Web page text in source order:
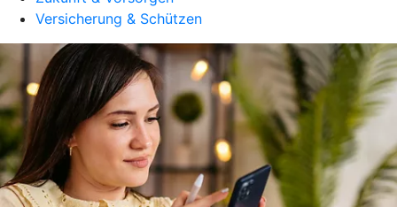
Versicherung & Schützen